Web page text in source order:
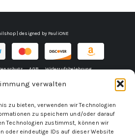
verwalten
zu bieten, verwenden wir Technologien
zu speichern und/oder darauf
Technologien zustimmst, können wir
oder eindeutige IDs auf dieser Website
| designed by PauliONE
AGB Widerrufsbelehrung